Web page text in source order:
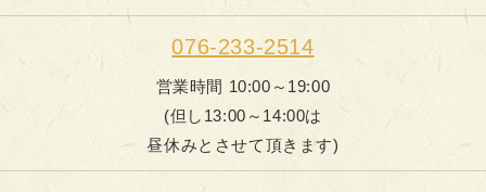
076-233-2514
営業時間 10:00～19:00
(但し13:00～14:00は
昼休みとさせて頂きます)